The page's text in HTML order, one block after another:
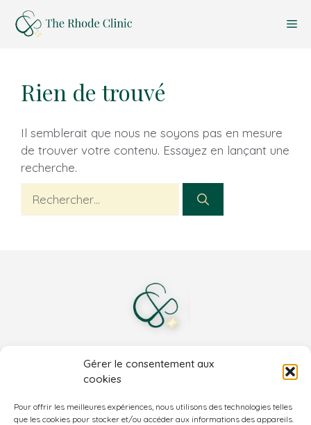
Gérer le consentement aux
cookies
Pour offrir les meilleures expériences, nous utilisons des technologies telles
que les cookies pour stocker et/ou accéder aux informations des appareils.
Rien de trouvé
Il semblerait que nous ne soyons pas en mesure
de trouver votre contenu. Essayez en lançant une
recherche.
The Rhode Clinic
ENGAGEMENT, DISPONIBILITÉ ET ATTENTION